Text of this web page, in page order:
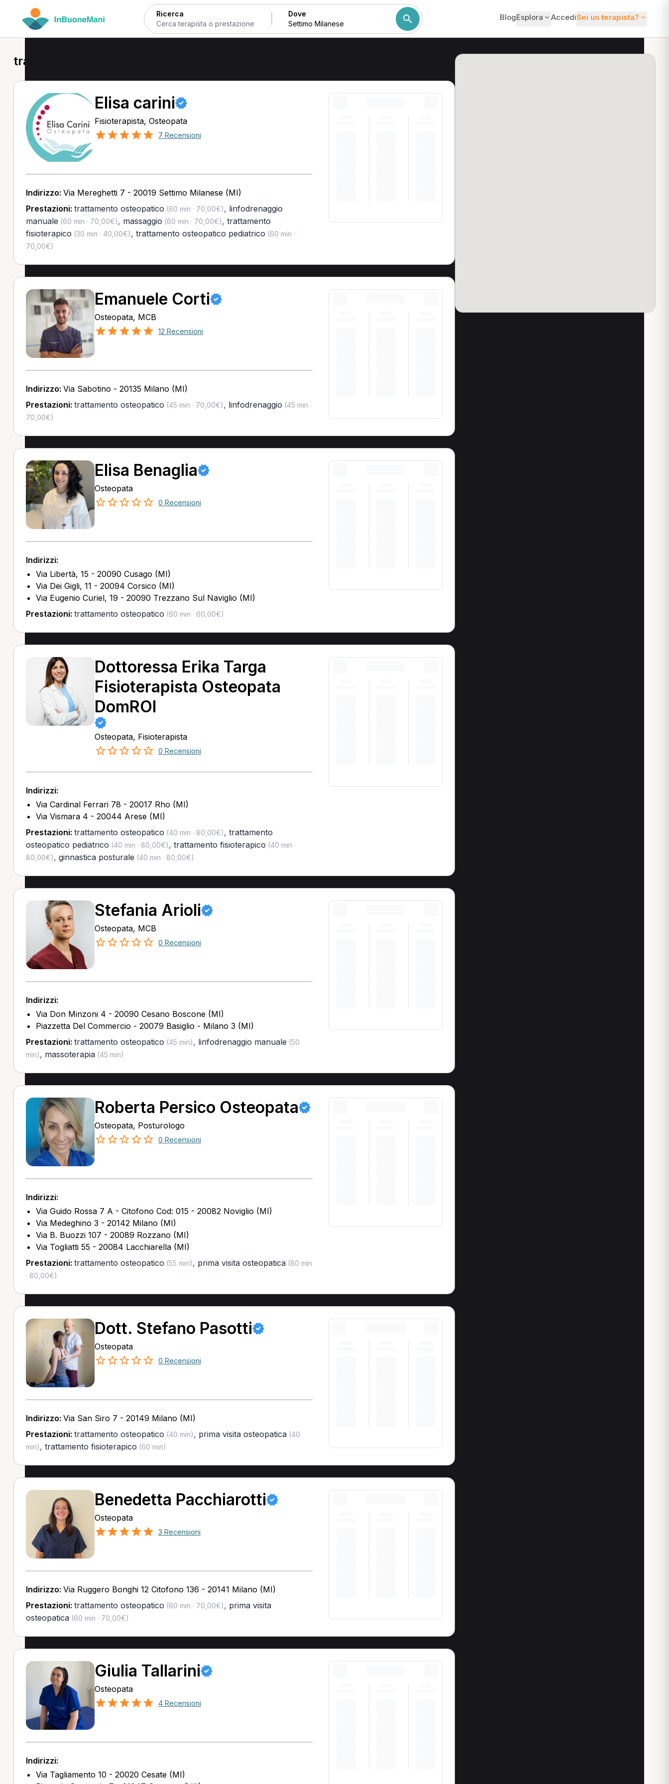
Ricerca Dove BlogEsplora AccediSei un terapista?
trattamento osteopatico a Settimo Milanese
Elisa carini
Fisioterapista, Osteopata
7 Recensioni
Indirizzo: Via Mereghetti 7 - 20019 Settimo Milanese (MI)
Prestazioni: trattamento osteopatico (60 min · 70,00€), linfodrenaggio
manuale (60 min · 70,00€), massaggio (60 min · 70,00€), trattamento
fisioterapico (30 min · 40,00€), trattamento osteopatico pediatrico (60 min ·
70,00€)
Emanuele Corti
Osteopata, MCB
12 Recensioni
Indirizzo: Via Sabotino - 20135 Milano (MI)
Prestazioni: trattamento osteopatico (45 min · 70,00€), linfodrenaggio (45 min ·
70,00€)
Elisa Benaglia
Osteopata
0 Recensioni
Indirizzi:
Via Libertà, 15 - 20090 Cusago (MI)
Via Dei Gigli, 11 - 20094 Corsico (MI)
Via Eugenio Curiel, 19 - 20090 Trezzano Sul Naviglio (MI)
Prestazioni: trattamento osteopatico (60 min · 60,00€)
Dottoressa Erika Targa
Fisioterapista Osteopata
DomROI
Osteopata, Fisioterapista
0 Recensioni
Indirizzi:
Via Cardinal Ferrari 78 - 20017 Rho (MI)
Via Vismara 4 - 20044 Arese (MI)
Prestazioni: trattamento osteopatico (40 min · 80,00€), trattamento
osteopatico pediatrico (40 min · 80,00€), trattamento fisioterapico (40 min ·
80,00€), ginnastica posturale (40 min · 80,00€)
Stefania Arioli
Osteopata, MCB
0 Recensioni
Indirizzi:
Via Don Minzoni 4 - 20090 Cesano Boscone (MI)
Piazzetta Del Commercio - 20079 Basiglio - Milano 3 (MI)
Prestazioni: trattamento osteopatico (45 min), linfodrenaggio manuale (50
min), massoterapia(45 min)
Roberta Persico Osteopata
Osteopata, Posturologo
0 Recensioni
Indirizzi:
Via Guido Rossa 7 A - Citofono Cod: 015 - 20082 Noviglio (MI)
Via Medeghino 3 - 20142 Milano (MI)
Via B. Buozzi 107 - 20089 Rozzano (MI)
Via Togliatti 55 - 20084 Lacchiarella (MI)
Prestazioni: trattamento osteopatico (55 min), prima visita osteopatica(80 min
· 80,00€)
Dott. Stefano Pasotti
Osteopata
0 Recensioni
Indirizzo: Via San Siro 7 - 20149 Milano (MI)
Prestazioni: trattamento osteopatico (40 min), prima visita osteopatica(40
min), trattamento fisioterapico (60 min)
Benedetta Pacchiarotti
Osteopata
3 Recensioni
Indirizzo: Via Ruggero Bonghi 12 Citofono 136 - 20141 Milano (MI)
Prestazioni: trattamento osteopatico (60 min · 70,00€), prima visita
osteopatica(60 min · 70,00€)
Giulia Tallarini
Osteopata
4 Recensioni
Indirizzi:
Via Tagliamento 10 - 20020 Cesate (MI)